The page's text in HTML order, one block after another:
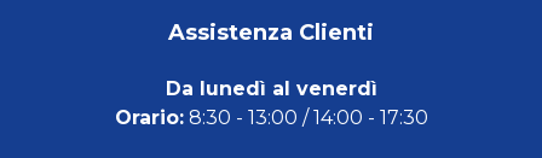
Assistenza Clienti
Da lunedì al venerdì
Orario:8:30 - 13:00 / 14:00 - 17:30